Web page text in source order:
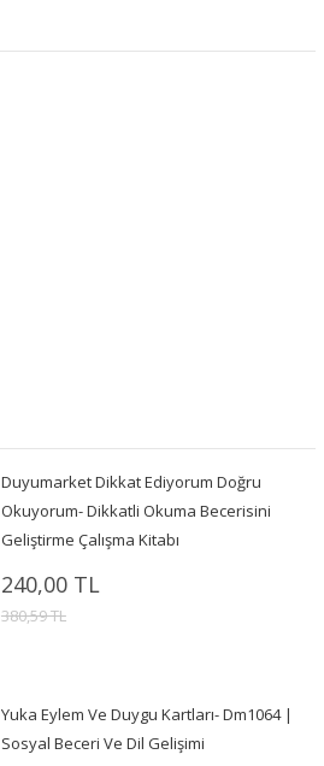
Duyumarket Dikkat Ediyorum Doğru
Okuyorum- Dikkatli Okuma Becerisini
Geliştirme Çalışma Kitabı
240,00 TL
380,59 TL
Yuka Eylem Ve Duygu Kartları- Dm1064 |
Sosyal Beceri Ve Dil Gelişimi